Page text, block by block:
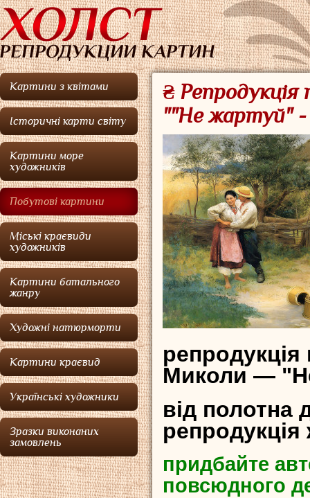
Картини з квітами
Історичні карти світу
Картини море
художників
Побутові картини
Міські краєвиди
художників
Картини батального
жанру
Художні натюрморти
Картини краєвид
Українські художники
Зразки виконаних
замовлень
₴
""Не жартуй" -
Миколи —
від полотна
придбайте
повсюдного